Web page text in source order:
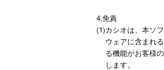
4.免責
(1)カシオは、本ソ
ウェアに含まれ
る機能がお客様
します。